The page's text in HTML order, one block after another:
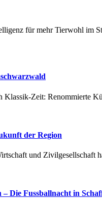
für mehr Tierwohl im
Klassik-Zeit: Renommierte
der Region
und
Die Fussballnacht in